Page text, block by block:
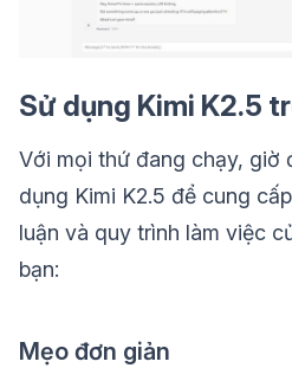
Sử dụng Kimi K2.5
Với mọi thứ đang chạy, giờ
dụng Kimi K2.5 để cung
luận và quy trình làm việc
bạn:
Mẹo đơn giản